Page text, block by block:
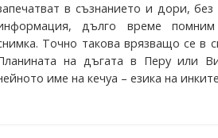
в съзнанието и дори, без
дълго време помним
Точно такова врязващо се в
на дъгата в Перу или
име на кечуа – езика на